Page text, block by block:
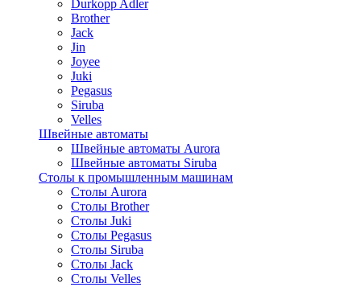
Durkopp Adler
Brother
Jack
Jin
Joyee
Juki
Pegasus
Siruba
Velles
Швейные автоматы
Швейные автоматы Aurora
Швейные автоматы Siruba
Столы к промышленным машинам
Столы Aurora
Столы Brother
Столы Juki
Столы Pegasus
Столы Siruba
Столы Jack
Столы Velles